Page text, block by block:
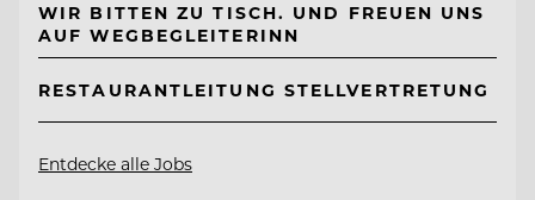
WIR BITTEN ZU TISCH. UND FREUEN UNS
AUF WEGBEGLEITERINN
RESTAURANTLEITUNG STELLVERTRETUNG
Entdecke alle Jobs